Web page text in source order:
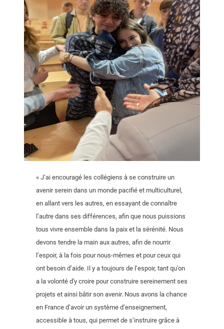
« J’ai encouragé les collégiens à se construire un
avenir serein dans un monde pacifié et multiculturel,
en allant vers les autres, en essayant de connaître
l’autre dans ses différences, afin que nous puissions
tous vivre ensemble dans la paix et la sérénité. Nous
devons tendre la main aux autres, afin de nourrir
l’espoir, à la fois pour nous-mêmes et pour ceux qui
ont besoin d’aide. Il y a toujours de l’espoir, tant qu'on
a la volonté d'y croire pour construire sereinement ses
projets et ainsi bâtir son avenir. Nous avons la chance
en France d’avoir un système d’enseignement,
accessible à tous, qui permet de s’instruire grâce à